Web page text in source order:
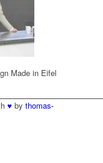
Made in Eifel
♥ by thomas-